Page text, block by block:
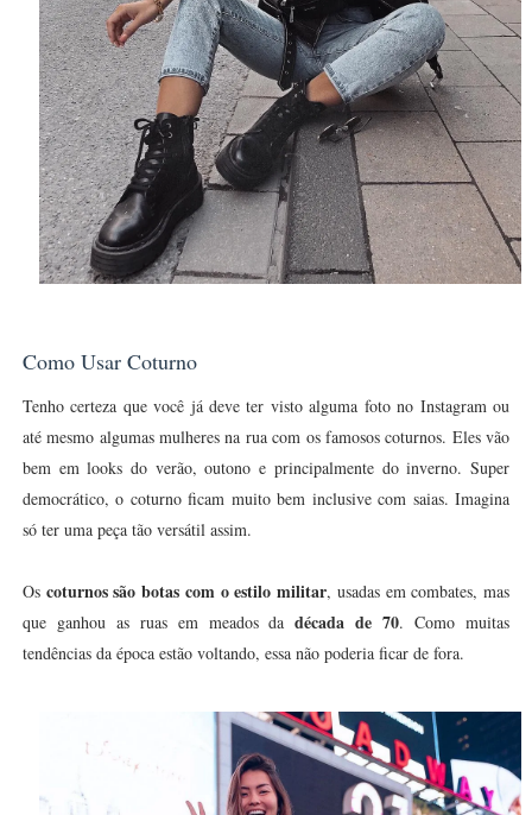
Como Usar Coturno
Tenho certeza que você já deve ter visto alguma foto no Instagram ou
até mesmo algumas mulheres na rua com os famosos coturnos. Eles vão
bem em looks do verão, outono e principalmente do inverno. Super
democrático, o coturno ficam muito bem inclusive com saias. Imagina
só ter uma peça tão versátil assim.
Os coturnos são botas com o estilo militar, usadas em combates, mas
que ganhou as ruas em meados da década de 70. Como muitas
tendências da época estão voltando, essa não poderia ficar de fora.